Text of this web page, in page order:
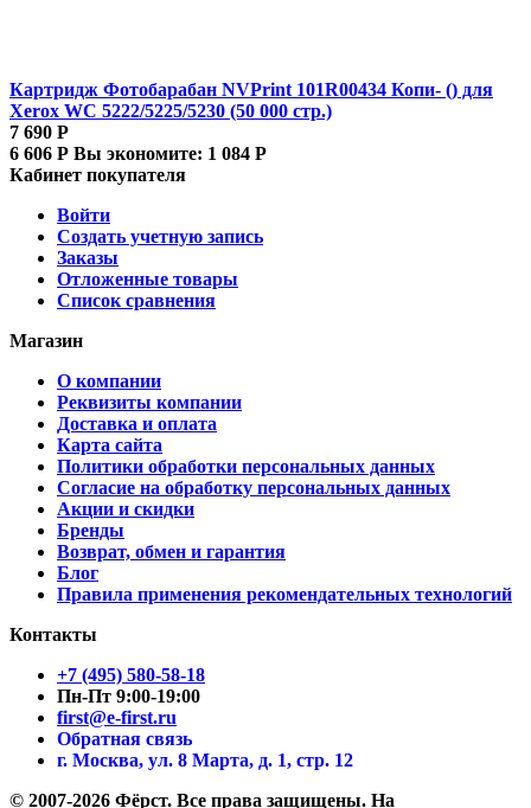
Картридж Фотобарабан NVPrint 101R00434 Копи- () для
Xerox WC 5222/5225/5230 (50 000 стр.)
7 690 Р
6 606 Р Вы экономите: 1 084 Р
Кабинет покупателя
Войти
Создать учетную запись
Заказы
Отложенные товары
Список сравнения
Магазин
О компании
Реквизиты компании
Доставка и оплата
Карта сайта
Политики обработки персональных данных
Согласие на обработку персональных данных
Акции и скидки
Бренды
Возврат, обмен и гарантия
Блог
Правила применения рекомендательных технологий
Контакты
+7 (495) 580-58-18
Пн-Пт 9:00-19:00
first@e-first.ru
Обратная связь
г. Москва, ул. 8 Марта, д. 1, стр. 12
© 2007-2026 Фёрст. Все права защищены. На